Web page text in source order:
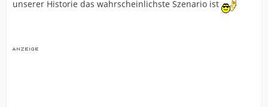
unserer Historie das wahrscheinlichste Szenario ist